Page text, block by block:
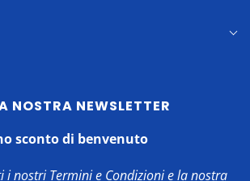
NOSTRA NEWSLETTER
sconto di benvenuto
i nostri Termini e Condizioni e la nostra